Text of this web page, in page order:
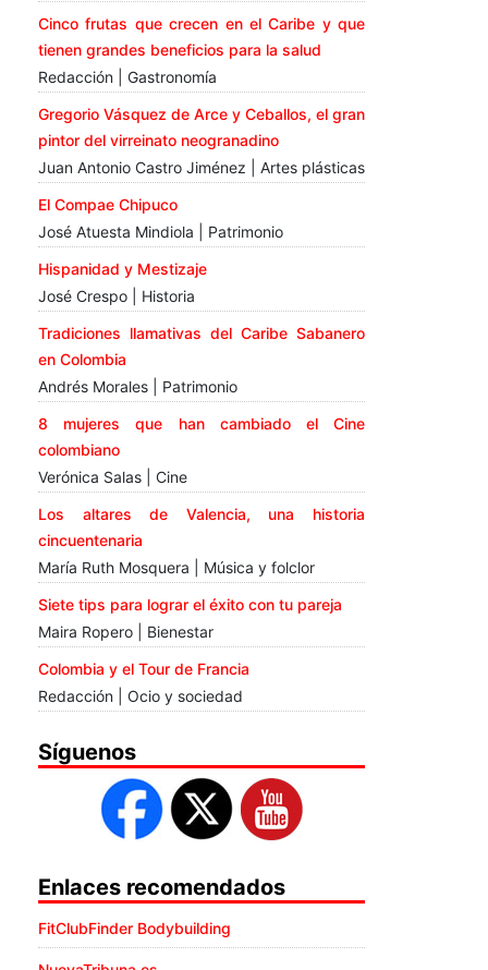
Cinco frutas que crecen en el Caribe y que
tienen grandes beneficios para la salud
Redacción | Gastronomía
Gregorio Vásquez de Arce y Ceballos, el gran
pintor del virreinato neogranadino
Juan Antonio Castro Jiménez | Artes plásticas
El Compae Chipuco
José Atuesta Mindiola | Patrimonio
Hispanidad y Mestizaje
José Crespo | Historia
Tradiciones llamativas del Caribe Sabanero
en Colombia
Andrés Morales | Patrimonio
8 mujeres que han cambiado el Cine
colombiano
Verónica Salas | Cine
Los altares de Valencia, una historia
cincuentenaria
María Ruth Mosquera | Música y folclor
Siete tips para lograr el éxito con tu pareja
Maira Ropero | Bienestar
Colombia y el Tour de Francia
Redacción | Ocio y sociedad
Síguenos
Enlaces recomendados
FitClubFinder Bodybuilding